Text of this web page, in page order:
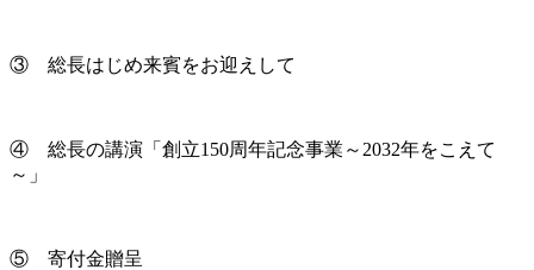
③ 総長はじめ来賓をお迎えして
④ 総長の講演「創立150周年記念事業～2032年をこえて
～」
⑤ 寄付金贈呈